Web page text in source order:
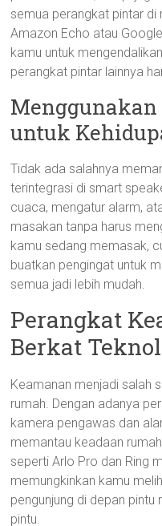
semua perangkat pintar
Amazon Echo atau
kamu untuk
perangkat pintar lainnya
untuk
Tidak ada salahnya
terintegrasi di smart
cuaca, mengatur alarm,
masakan tanpa harus
kamu sedang memasak,
buatkan pengingat untuk
semua jadi lebih mudah.
Perangkat
Berkat
Keamanan menjadi salah
rumah. Dengan adanya
kamera pengawas dan
memantau keadaan
seperti Arlo Pro dan Ring
memungkinkan kamu
pengunjung di depan
pintu.